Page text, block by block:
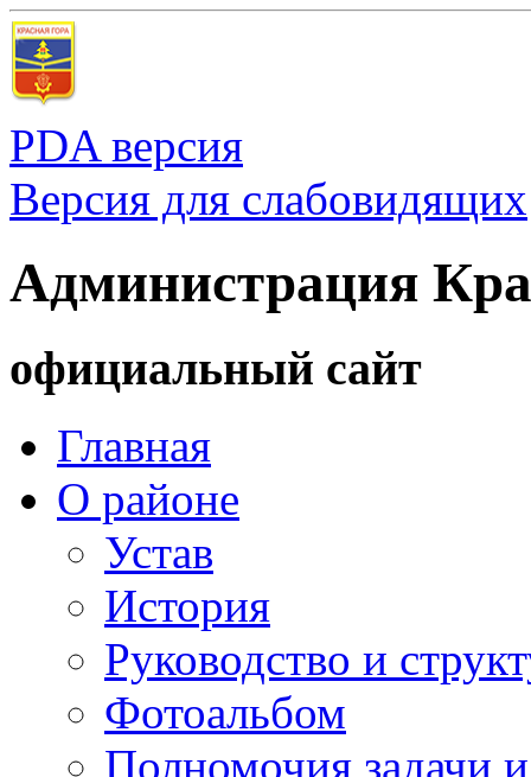
PDA версия
Версия для слабовидящих
Администрация
официальный сайт
Главная
О районе
Устав
История
Руководство и
Фотоальбом
Полномочия задачи